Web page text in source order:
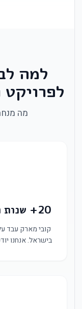
למה
לפרויקט
מה
20+ שנות ניסיון בפרויקטים גדולים
קובי מארק עבד
בישראל. אנחנו